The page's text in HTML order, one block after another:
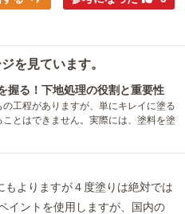
を見ています。
握る！下地処理の役割と重要性
工程がありますが、単にキレイに塗る
とはできません。実際には、塗料を塗
もよりますが４度塗りは絶対では
イントを使用しますが、国内の